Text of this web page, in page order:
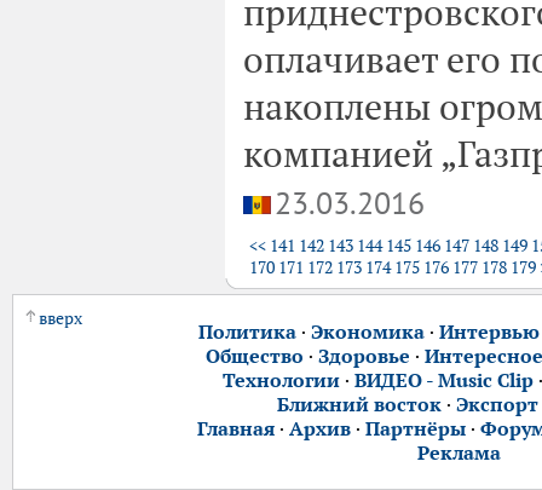
оплачивает его
накоплены
компанией
23.03.2016
<< 141 142 143 144 145 146 147 148 149
170 171 172 173 174 175 176 177 178 179
вверх
Политика· Экономика· Интервью
Общество · Здоровье · Интересное
Технологии· ВИДЕО - Music Clip
Ближний восток ·
Главная· Архив· Партнёры·
Реклама